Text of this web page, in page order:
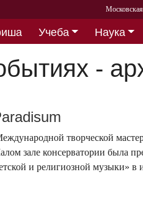
Учеба Наука
-
творческой
зале консерватории была
и религиозной музыки» в